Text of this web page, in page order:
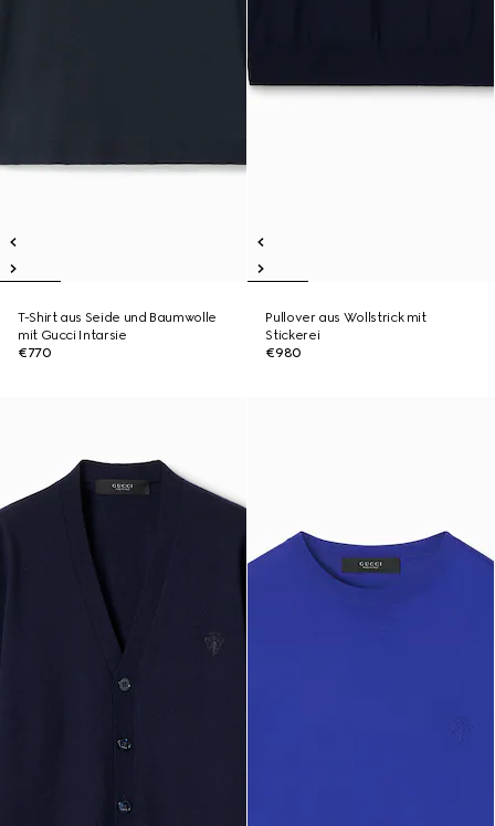
T-Shirt aus Seide und Baumwolle
mit Gucci Intarsie
€770
Pullover aus Wollstrick mit
Stickerei
€980